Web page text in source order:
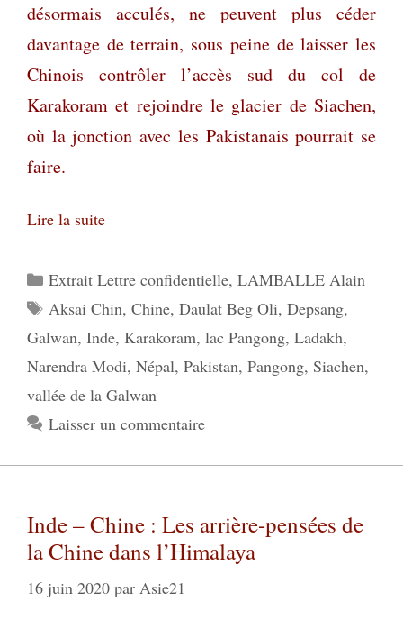
désormais acculés, ne peuvent plus céder
davantage de terrain, sous peine de laisser les
Chinois contrôler l’accès sud du col de
Karakoram et rejoindre le glacier de Siachen,
où la jonction avec les Pakistanais pourrait se
faire.
Lire la suite
Catégories
Extrait Lettre confidentielle, LAMBALLE Alain
Étiquettes
Aksai Chin, Chine, Daulat Beg Oli, Depsang,
Galwan, Inde, Karakoram, lac Pangong, Ladakh,
Narendra Modi, Népal, Pakistan, Pangong, Siachen,
vallée de la Galwan
Laisser un commentaire
Inde – Chine : Les arrière-pensées de
la Chine dans l’Himalaya
16 juin 2020 par Asie21